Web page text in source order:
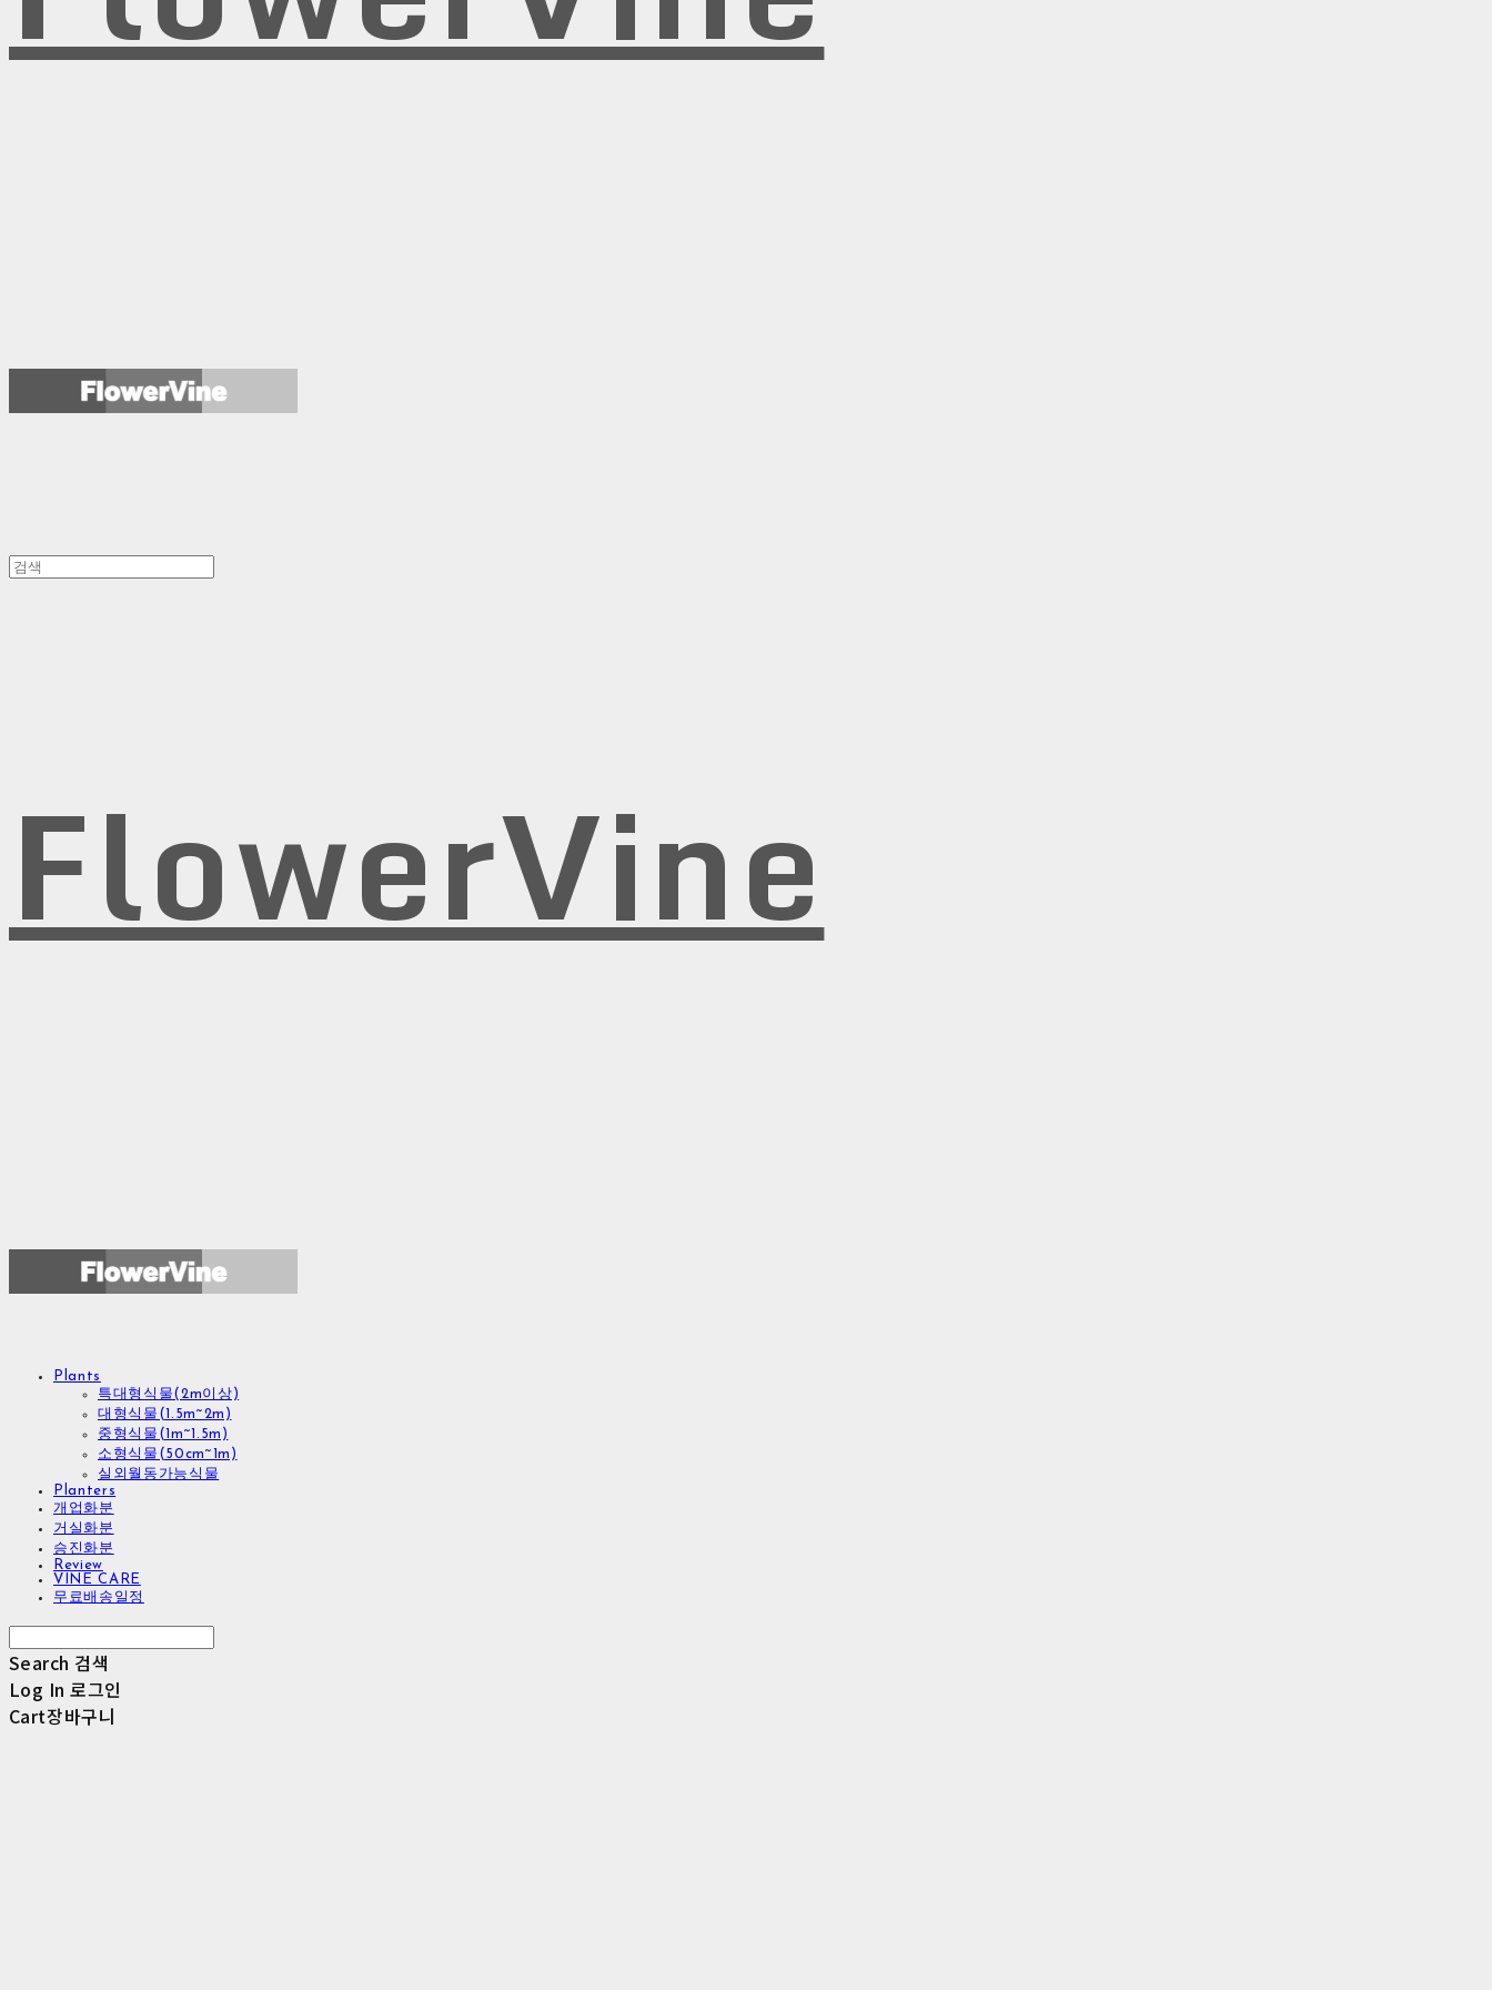
FlowerVine
Plants
특대형식물(2m이상)
대형식물(1.5m~2m)
중형식물(1m~1.5m)
소형식물(50cm~1m)
실외월동가능식물
Planters
개업화분
거실화분
승진화분
Review
VINE CARE
무료배송일정
Search 검색
Log In 로그인
Cart장바구니